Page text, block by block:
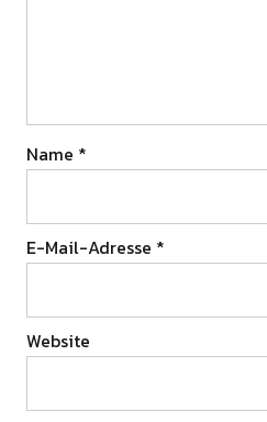
Name *
E-Mail-Adresse *
Website